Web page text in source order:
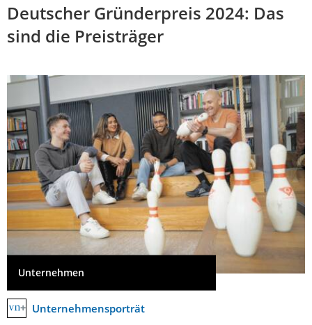
Deutscher Gründerpreis 2024: Das
sind die Preisträger
Unternehmen
Unternehmensporträt